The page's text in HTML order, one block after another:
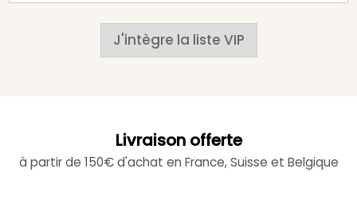
J'intègre la liste VIP
Livraison offerte
à partir de 150€ d'achat en France, Suisse et Belgique